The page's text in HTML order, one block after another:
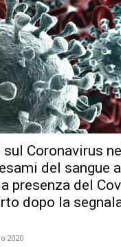
Coronavirus
del sangue
presenza del
dopo la
2020